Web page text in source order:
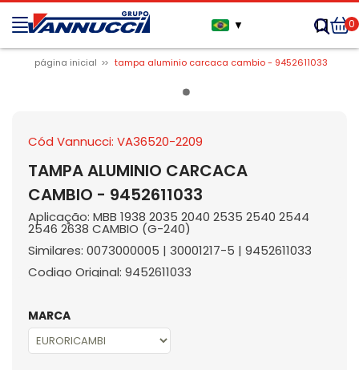
▼ 0
página inicial tampa aluminio carcaca cambio - 9452611033
Cód Vannucci: VA36520-2209
TAMPA ALUMINIO CARCACA
CAMBIO - 9452611033
Aplicação: MBB 1938 2035 2040 2535 2540 2544
2546 2638 CAMBIO (G-240)
Similares: 0073000005 | 30001217-5 | 9452611033
Codigo Original: 9452611033
MARCA